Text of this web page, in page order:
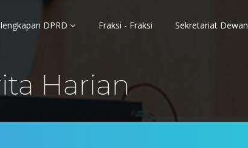
DPRD Fraksi - Fraksi Sekretariat Dewan
Harian